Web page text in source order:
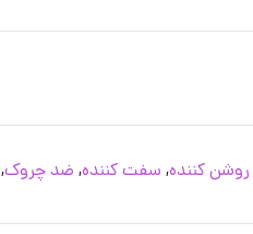
روشن کننده, سفت کننده, ضد چروک,